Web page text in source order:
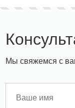
Мы свяжемся с